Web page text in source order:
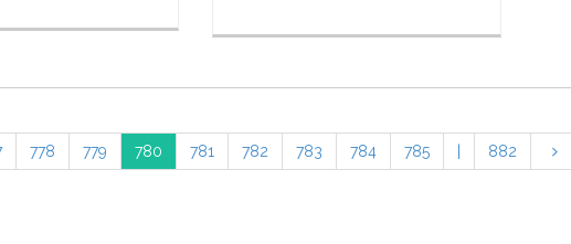
778 779 780 781 782 783 784 785 882